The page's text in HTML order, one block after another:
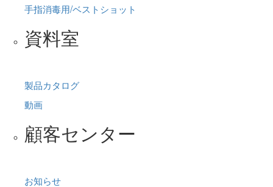
手指消毒用/ベストショット
資料室
製品カタログ
動画
顧客センター
お知らせ